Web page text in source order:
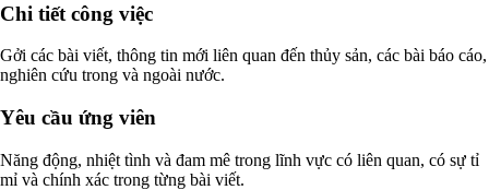
Chi tiết công việc
Gởi các bài viết, thông tin mới liên quan đến thủy sản, các bài báo cáo,
nghiên cứu trong và ngoài nước.
Yêu cầu ứng viên
Năng động, nhiệt tình và đam mê trong lĩnh vực có liên quan, có sự tỉ
mỉ và chính xác trong từng bài viết.